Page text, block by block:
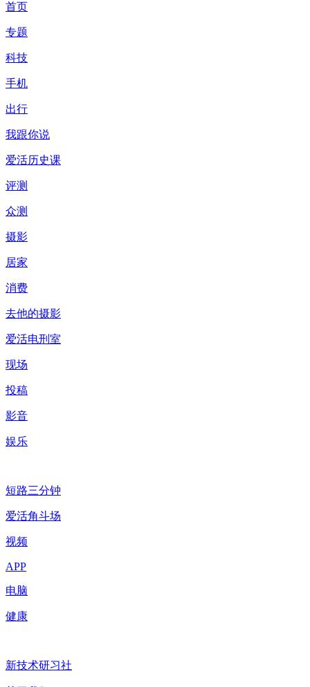
首页
专题
科技
手机
出行
我跟你说
爱活历史课
评测
众测
摄影
居家
消费
去他的摄影
爱活电刑室
现场
投稿
影音
娱乐
短路三分钟
爱活角斗场
视频
APP
电脑
健康
新技术研习社